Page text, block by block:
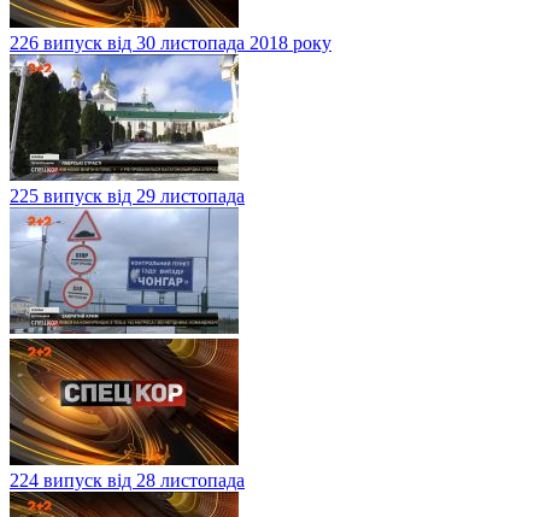
226 випуск від 30 листопада 2018 року
225 випуск від 29 листопада
224 випуск від 28 листопада